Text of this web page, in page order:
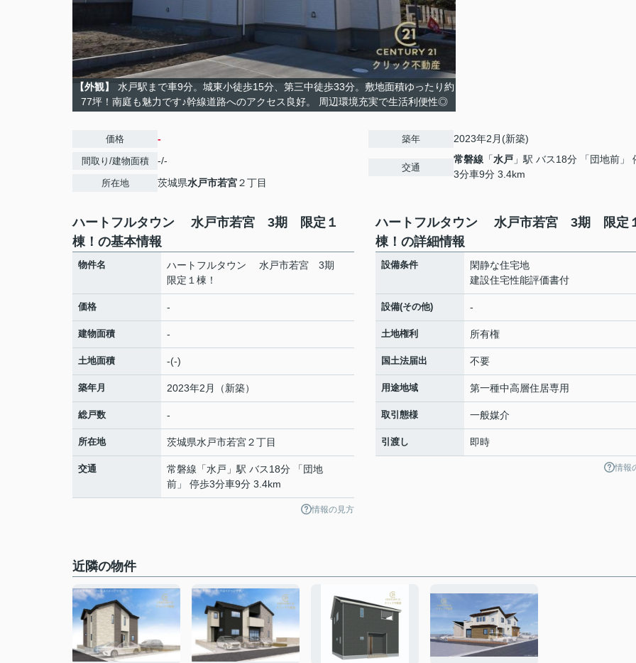
【外観】
水戸駅まで車9分。城東小徒歩15分、第三中徒歩33分。敷地面積ゆったり約
77坪！南庭も魅力です♪幹線道路へのアクセス良好。 周辺環境充実で生活利便性◎
価格 -
間取り/建物面積 -/-
所在地 茨城県水戸市若宮２丁目
築年 2023年2月(新築)
交通
常磐線 「水戸 」駅 バス18分 「団地前」
3分車9分 3.4km
ハートフルタウン 水戸市若宮 3期 限定１
棟！の基本情報
物件名
ハートフルタウン 水戸市若宮 3期
限定１棟！
価格 -
建物面積 -
土地面積 -(-)
築年月 2023年2月（新築）
総戸数 -
所在地 茨城県水戸市若宮２丁目
交通 常磐線 「水戸 」駅 バス18分 「団地
前」 停歩3分車9分 3.4km
情報の見方
ハートフルタウン 水戸市若宮 3期 限定
棟！の詳細情報
設備条件
閑静な住宅地
建設住宅性能評価書付
設備(その他) -
土地権利 所有権
国土法届出 不要
用途地域 第一種中高層住居専用
取引態様 一般媒介
引渡し 即時
情報
近隣の物件